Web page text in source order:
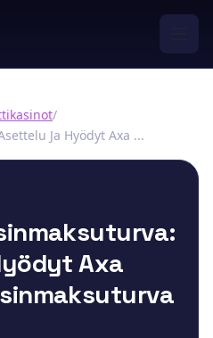
/
Ja Hyödyt Axa ...
Axa